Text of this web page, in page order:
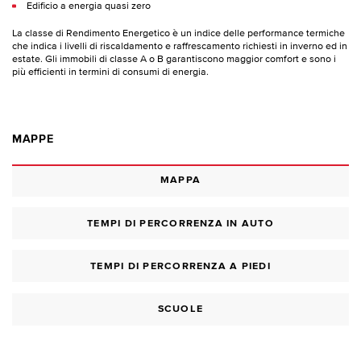
Edificio a energia quasi zero
La classe di Rendimento Energetico è un indice delle performance termiche
che indica i livelli di riscaldamento e raffrescamento richiesti in inverno ed in
estate. Gli immobili di classe A o B garantiscono maggior comfort e sono i
più efficienti in termini di consumi di energia.
MAPPE
MAPPA
TEMPI DI PERCORRENZA IN AUTO
TEMPI DI PERCORRENZA A PIEDI
SCUOLE